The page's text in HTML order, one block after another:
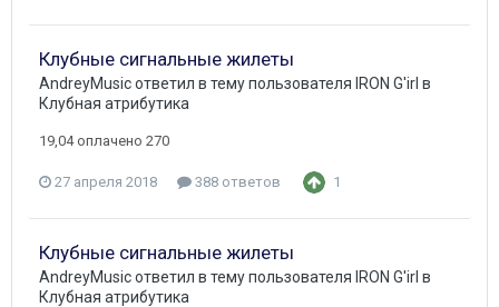
Клубные сигнальные жилеты
AndreyMusicответил в тему пользователя IRON G'irl в
Клубная атрибутика
19,04 оплачено 270
27 апреля 2018 388 ответов 1
Клубные сигнальные жилеты
AndreyMusicответил в тему пользователя IRON G'irl в
Клубная атрибутика